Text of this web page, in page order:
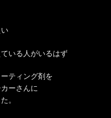
いる人がいるはず
ティング剤を
ーさんに
。